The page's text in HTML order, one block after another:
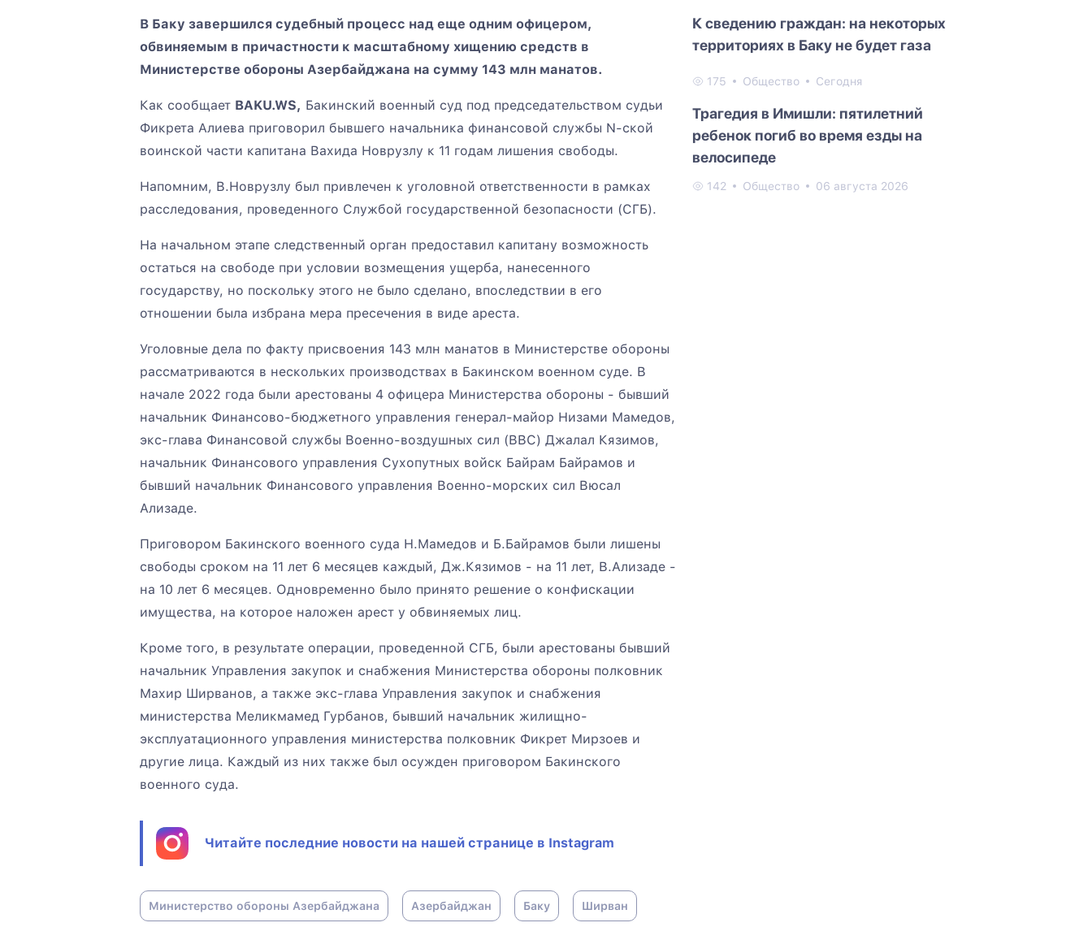
В Баку завершился судебный процесс над еще одним офицером,
обвиняемым в причастности к масштабному хищению средств в
Министерстве обороны Азербайджана на сумму 143 млн манатов.
Как сообщает BAKU.WS, Бакинский военный суд под председательством судьи
Фикрета Алиева приговорил бывшего начальника финансовой службы N-ской
воинской части капитана Вахида Новрузлу к 11 годам лишения свободы.
Напомним, В.Новрузлу был привлечен к уголовной ответственности в рамках
расследования, проведенного Службой государственной безопасности (СГБ).
На начальном этапе следственный орган предоставил капитану возможность
остаться на свободе при условии возмещения ущерба, нанесенного
государству, но поскольку этого не было сделано, впоследствии в его
отношении была избрана мера пресечения в виде ареста.
Уголовные дела по факту присвоения 143 млн манатов в Министерстве обороны
рассматриваются в нескольких производствах в Бакинском военном суде. В
начале 2022 года были арестованы 4 офицера Министерства обороны - бывший
начальник Финансово-бюджетного управления генерал-майор Низами Мамедов,
экс-глава Финансовой службы Военно-воздушных сил (ВВС) Джалал Кязимов,
начальник Финансового управления Сухопутных войск Байрам Байрамов и
бывший начальник Финансового управления Военно-морских сил Вюсал
Ализаде.
Приговором Бакинского военного суда Н.Мамедов и Б.Байрамов были лишены
свободы сроком на 11 лет 6 месяцев каждый, Дж.Кязимов - на 11 лет, В.Ализаде -
на 10 лет 6 месяцев. Одновременно было принято решение о конфискации
имущества, на которое наложен арест у обвиняемых лиц.
Кроме того, в результате операции, проведенной СГБ, были арестованы бывший
начальник Управления закупок и снабжения Министерства обороны полковник
Махир Ширванов, а также экс-глава Управления закупок и снабжения
министерства Меликмамед Гурбанов, бывший начальник жилищно-
эксплуатационного управления министерства полковник Фикрет Мирзоев и
другие лица. Каждый из них также был осужден приговором Бакинского
военного суда.
Читайте последние новости на нашей странице в Instagram
Министерство обороны Азербайджана Азербайджан Баку Ширван
К сведению граждан: на некоторых
территориях в Баку не будет газа
175 Общество Сегодня
Трагедия в Имишли: пятилетний
ребенок погиб во время езды на
велосипеде
142 Общество 06 августа 2026